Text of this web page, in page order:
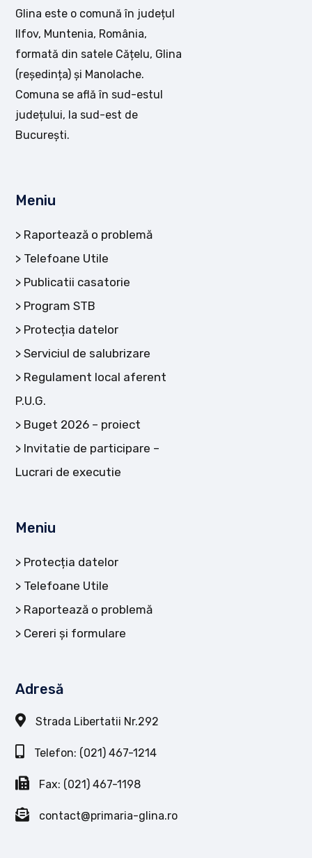
Glina este o comună în județul
Ilfov, Muntenia, România,
formată din satele Cățelu, Glina
(reședința) și Manolache.
Comuna se află în sud-estul
județului, la sud-est de
București.
Meniu
Raportează o problemă
Telefoane Utile
Publicatii casatorie
Program STB
Protecția datelor
Serviciul de salubrizare
Regulament local aferent
P.U.G.
Buget 2026 – proiect
Invitatie de participare –
Lucrari de executie
Meniu
Protecția datelor
Telefoane Utile
Raportează o problemă
Cereri și formulare
Adresă
Strada Libertatii Nr.292
Telefon: (021) 467-1214
Fax: (021) 467-1198
contact@primaria-glina.ro